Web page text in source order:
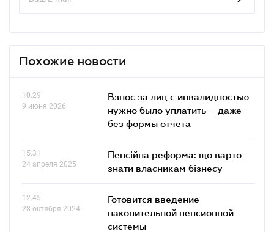
Похожие новости
10.29
9 июня 2026
Взнос за лиц с инвалидностью
нужно было уплатить – даже
без формы отчета
15.31
24 апреля 2025
Пенсійна реформа: що варто
знати власникам бізнесу
12.45
28 октября 2024
Готовится введение
накопительной пенсионной
системы